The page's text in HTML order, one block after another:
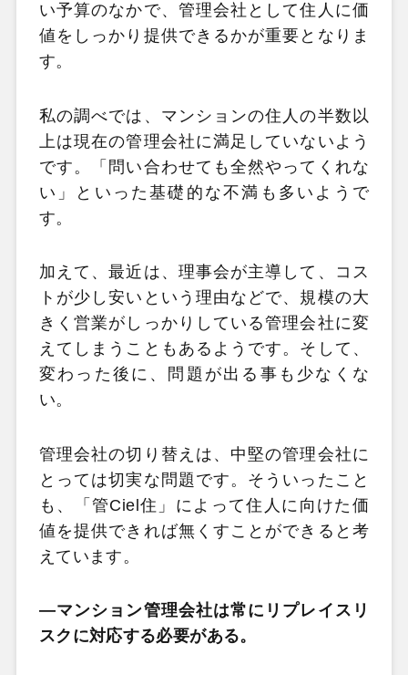
い予算のなかで、管理会社として住人に価
値をしっかり提供できるかが重要となりま
す。
私の調べでは、マンションの住人の半数以
上は現在の管理会社に満足していないよう
です。「問い合わせても全然やってくれな
い」といった基礎的な不満も多いようで
す。
加えて、最近は、理事会が主導して、コス
トが少し安いという理由などで、規模の大
きく営業がしっかりしている管理会社に変
えてしまうこともあるようです。そして、
変わった後に、問題が出る事も少なくな
い。
管理会社の切り替えは、中堅の管理会社に
とっては切実な問題です。そういったこと
も、「管Ciel住」によって住人に向けた価
値を提供できれば無くすことができると考
えています。
―マンション管理会社は常にリプレイスリ
スクに対応する必要がある。